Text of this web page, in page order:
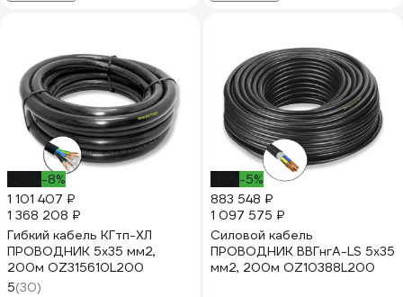
-8%
1 101 407 ₽
1 368 208 ₽
Гибкий кабель КГтп-ХЛ
ПРОВОДНИК 5x35 мм2,
200м OZ315610L200
5(30)
-5%
883 548 ₽
1 097 575 ₽
Силовой кабель
ПРОВОДНИК ВВГнгA-LS 5x35
мм2, 200м OZ10388L200